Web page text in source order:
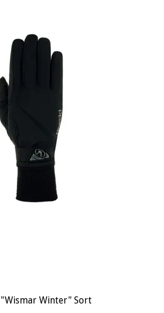
"Wismar Winter" Sort